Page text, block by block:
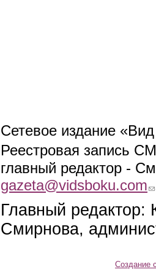
Сетевое издание
Реестровая запись
главный редактор -
gazeta@vidsboku.com
Главный
Смирнова,
Создание